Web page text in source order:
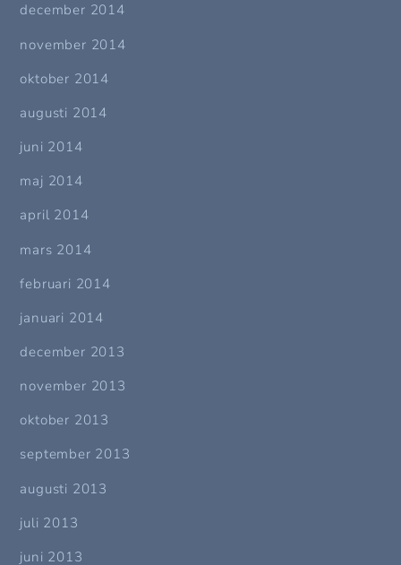
december 2014
november 2014
oktober 2014
augusti 2014
juni 2014
maj 2014
april 2014
mars 2014
februari 2014
januari 2014
december 2013
november 2013
oktober 2013
september 2013
augusti 2013
juli 2013
juni 2013